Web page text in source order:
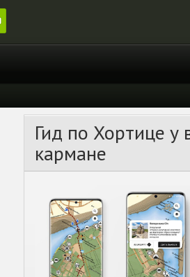
Гид по Хортице у
кармане